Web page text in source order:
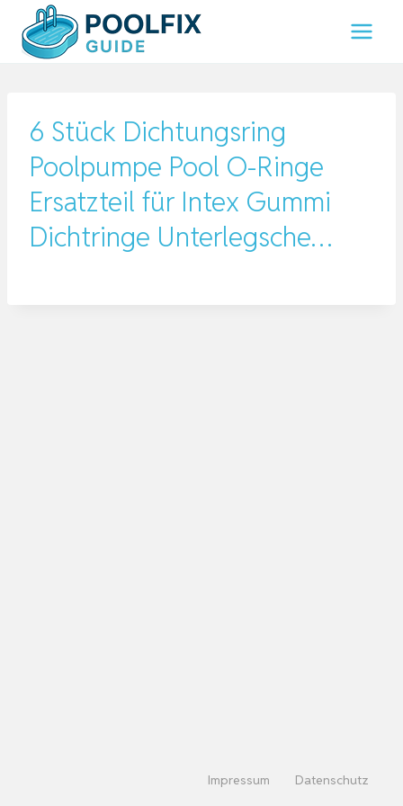
Inhalt
springen
6 Stück Dichtungsring
Poolpumpe Pool O-Ringe
Ersatzteil für Intex Gummi
Dichtringe Unterlegsche…
Impressum Datenschutz